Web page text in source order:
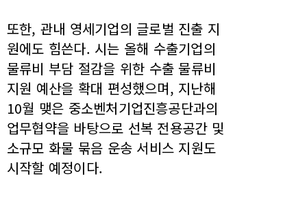
또한, 관내 영세기업의 글로벌 진출 지
원에도 힘쓴다. 시는 올해 수출기업의
물류비 부담 절감을 위한 수출 물류비
지원 예산을 확대 편성했으며, 지난해
10월 맺은 중소벤처기업진흥공단과의
업무협약을 바탕으로 선복 전용공간 및
소규모 화물 묶음 운송 서비스 지원도
시작할 예정이다.